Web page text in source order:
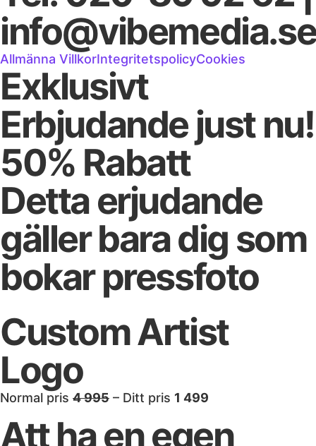
info@vibemedia.se
Allmänna VillkorIntegritetspolicyCookies
Exklusivt
Erbjudande just nu!
50% Rabatt
Detta erjudande
gäller bara dig som
bokar pressfoto​
Custom Artist
Logo
Normal pris 4 995 – Ditt pris 1 499
Att ha en egen